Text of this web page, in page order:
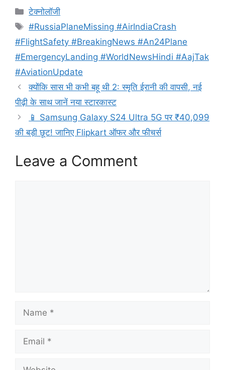
Categories
टेक्नोलॉजी
Tags
#RussiaPlaneMissing #AirIndiaCrash
#FlightSafety #BreakingNews #An24Plane
#EmergencyLanding #WorldNewsHindi #AajTak
#AviationUpdate
क्योंकि सास भी कभी बहू थी 2: स्मृति ईरानी की वापसी, नई
पीढ़ी के साथ जानें नया स्टारकास्ट
📱 Samsung Galaxy S24 Ultra 5G पर ₹40,099
की बड़ी छूट! जानिए Flipkart ऑफर और फीचर्स
Leave a Comment
Name
Email
Website